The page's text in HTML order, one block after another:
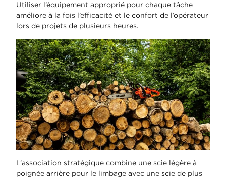
Utiliser l’équipement approprié pour chaque tâche
améliore à la fois l’efficacité et le confort de l’opérateur
lors de projets de plusieurs heures.
L’association stratégique combine une scie légère à
poignée arrière pour le limbage avec une scie de plus